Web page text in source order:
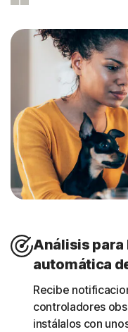
Análisis para
automática
Recibe
controladores
instálalos con